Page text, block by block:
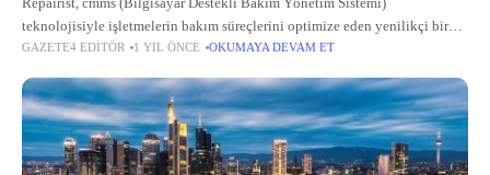
Repairist, cmms (Bilgisayar Destekli Bakım Yönetim Sistemi)
teknolojisiyle işletmelerin bakım süreçlerini optimize eden yenilikçi bir
çözümdür. Endüstriyel bakım onarım süreçlerini modern bir yaklaşımla ele
GAZETE4 EDITÖR 1 YIL ÖNCE OKUMAYA DEVAM ET